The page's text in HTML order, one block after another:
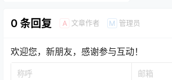
0 条回复 A 文章作者 M 管理员
欢迎您，新朋友，感谢参与互动！